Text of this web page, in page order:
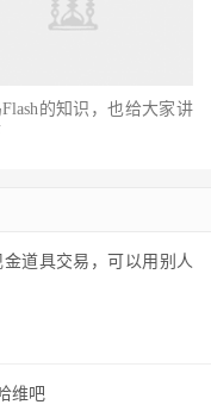
的知识，也给大家讲
道具交易，可以用别人
维吧